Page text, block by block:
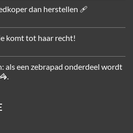
dan herstellen 🩹
komt tot haar recht!
als een zebrapad onderdeel wordt